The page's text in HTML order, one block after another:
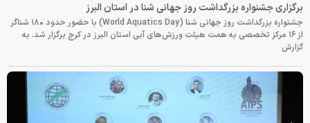
برگزاری جشنواره بزرگداشت روز جهانی شنا در استان البرز
جشنواره بزرگداشت روز جهانی شنا (World Aquatics Day) با حضور حدود ۱۸۰ شناگر
از ۱۶ مرکز تخصصی به همت هیئت ورزش‌های آبی استان البرز در کرج برگزار شد. به
گزارش